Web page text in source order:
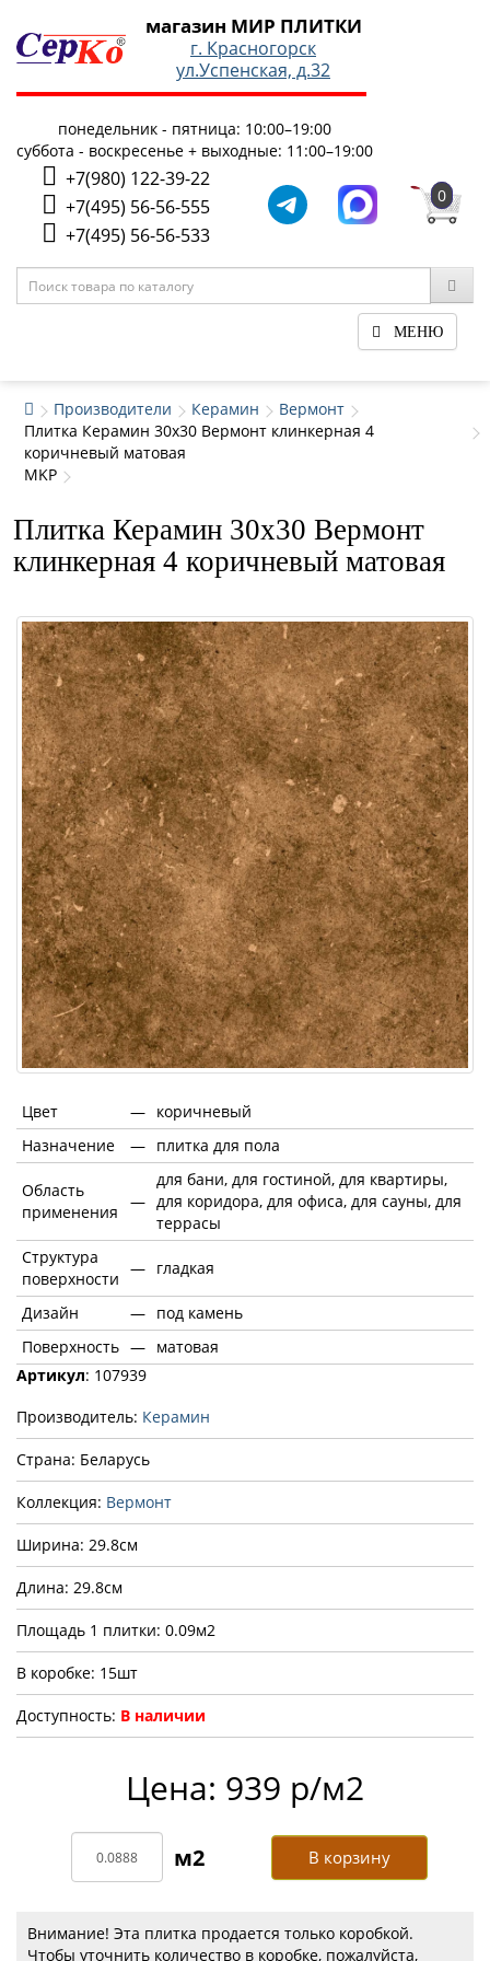
магазин МИР ПЛИТКИ
г. Красногорск
ул.Успенская, д.32
понедельник - пятница: 10:00–19:00
суббота - воскресенье + выходные: 11:00–19:00
+7(980) 122-39-22
+7(495) 56-56-555
+7(495) 56-56-533
0
МЕНЮ
Производители Керамин
Вермонт
Плитка Керамин 30x30 Вермонт клинкерная 4
коричневый матовая
MKP
Плитка Керамин 30x30 Вермонт
клинкерная 4 коричневый матовая
Цвет — коричневый
Назначение
— плитка для пола
Область
применения
—
для бани, для гостиной, для квартиры,
для коридора, для офиса, для сауны, для
террасы
Структура
поверхности
— гладкая
Дизайн — под камень
Поверхность — матовая
Артикул: 107939
Производитель: Керамин
Страна: Беларусь
Коллекция: Вермонт
Ширина: 29.8см
Длина: 29.8см
Площадь 1 плитки: 0.09м2
В коробке: 15шт
Доступность: В наличии
Цена: 939 р/м2
В корзину
Внимание! Эта плитка продается только коробкой.
Чтобы уточнить количество в коробке, пожалуйста,